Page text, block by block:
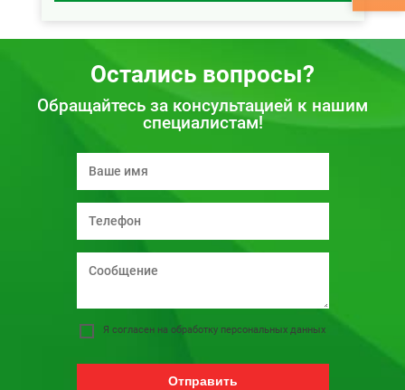
Остались вопросы?
Обращайтесь за консультацией к нашим
специалистам!
Я согласен на обработку персональных данных
Отправить